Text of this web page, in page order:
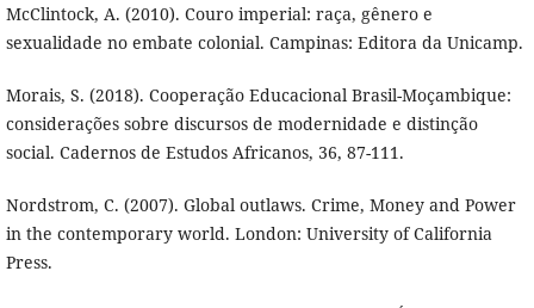
McClintock, A. (2010). Couro imperial: raça, gênero e
sexualidade no embate colonial. Campinas: Editora da Unicamp.
Morais, S. (2018). Cooperação Educacional Brasil-Moçambique:
considerações sobre discursos de modernidade e distinção
social. Cadernos de Estudos Africanos, 36, 87-111.
Nordstrom, C. (2007). Global outlaws. Crime, Money and Power
in the contemporary world. London: University of California
Press.